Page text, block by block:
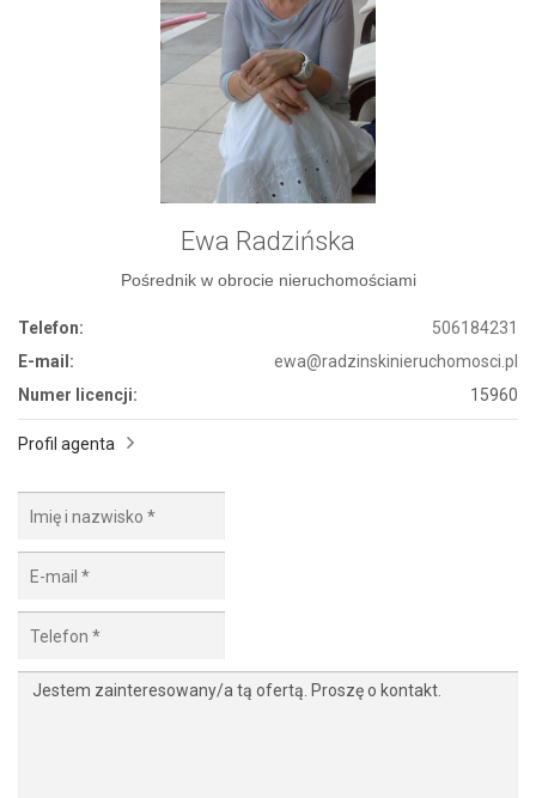
Ewa Radzińska
Pośrednik w obrocie nieruchomościami
Telefon:
506184231
E-mail:
ewa@radzinskinieruchomosci.pl
Numer licencji:
15960
Profil agenta